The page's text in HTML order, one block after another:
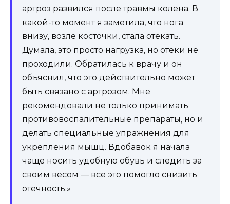
артроз развился после травмы колена. В
какой-то момент я заметила, что нога
внизу, возле косточки, стала отекать.
Думала, это просто нагрузка, но отеки не
проходили. Обратилась к врачу и он
объяснил, что это действительно может
быть связано с артрозом. Мне
рекомендовали не только принимать
противовоспалительные препараты, но и
делать специальные упражнения для
укрепления мышц. Вдобавок я начала
чаще носить удобную обувь и следить за
своим весом — все это помогло снизить
отечность.»